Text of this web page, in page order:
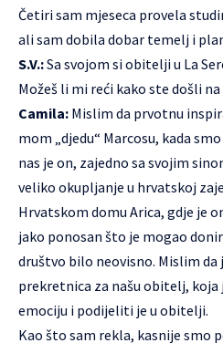
Četiri sam mjeseca provela
ali sam dobila dobar temelj i
S.V.:Sa svojom si obitelji u La
Možeš li mi reći kako ste došli na
Camila: Mislim da prvotnu
mom „djedu“ Marcosu, kada
nas je on, zajedno sa svojim
veliko okupljanje u hrvatskoj
Hrvatskom domu Arica, gdje je
jako ponosan što je mogao
društvo bilo neovisno. Mislim da
prekretnica za našu obitelj,
emociju i podijeliti je u obitelji.
Kao što sam rekla, kasnije smo